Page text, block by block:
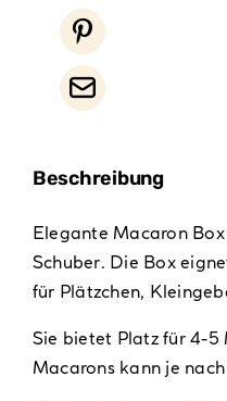
Beschreibung
Elegante Macaron
Schuber. Die Box
für Plätzchen,
Sie bietet Platz für 4-5
Macarons kann je